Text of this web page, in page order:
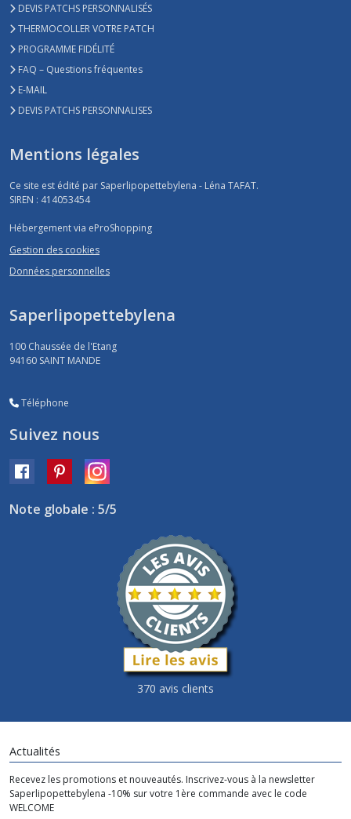
DEVIS PATCHS PERSONNALISÉS
THERMOCOLLER VOTRE PATCH
PROGRAMME FIDÉLITÉ
FAQ – Questions fréquentes
E-MAIL
DEVIS PATCHS PERSONNALISES
Mentions légales
Ce site est édité par Saperlipopettebylena - Léna TAFAT.
SIREN : 414053454
Hébergement via eProShopping
Gestion des cookies
Données personnelles
Saperlipopettebylena
100 Chaussée de l'Etang
94160 SAINT MANDE
Téléphone
Suivez nous
Note globale : 5/5
370 avis clients
Actualités
Recevez les promotions et nouveautés. Inscrivez-vous à la newsletter
Saperlipopettebylena -10% sur votre 1ère commande avec le code
WELCOME